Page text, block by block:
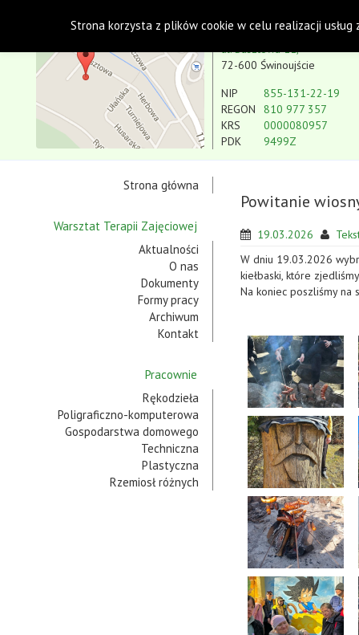
Koło w Świnoujściu
ul. Basztowa 11,
72-600 Świnoujście
NIP
REGON
KRS
PDK
855-131-22-19
810 977 357
0000080957
9499Z
Strona główna
Warsztat Terapii Zajęciowej
Aktualności
O nas
Dokumenty
Formy pracy
Archiwum
Kontakt
Pracownie
Rękodzieła
Poligraficzno-komputerowa
Gospodarstwa domowego
Techniczna
Plastyczna
Rzemiosł różnych
Powitanie
19.03.2026
W dniu 19.03.2026
kiełbaski, które
Na koniec poszliśmy na
Strona korzysta z plików cookie w celu realizacji usług